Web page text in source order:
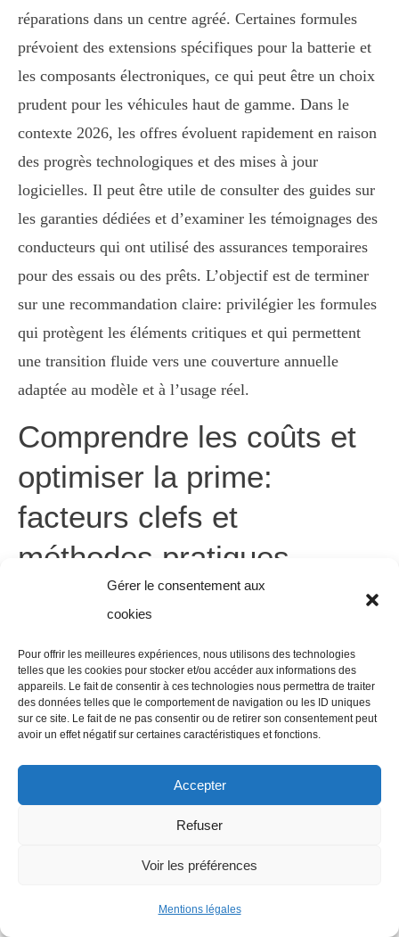
Gérer le consentement aux
cookies
Pour offrir les meilleures expériences, nous utilisons des technologies
telles que les cookies pour stocker et/ou accéder aux informations des
appareils. Le fait de consentir à ces technologies nous permettra de traiter
des données telles que le comportement de navigation ou les ID uniques
sur ce site. Le fait de ne pas consentir ou de retirer son consentement peut
avoir un effet négatif sur certaines caractéristiques et fonctions.
Accepter
Refuser
Voir les préférences
Mentions légales
réparations dans un centre agréé. Certaines formules
prévoient des extensions spécifiques pour la batterie et
les composants électroniques, ce qui peut être un choix
prudent pour les véhicules haut de gamme. Dans le
contexte 2026, les offres évoluent rapidement en raison
des progrès technologiques et des mises à jour
logicielles. Il peut être utile de consulter des guides sur
les garanties dédiées et d’examiner les témoignages des
conducteurs qui ont utilisé des assurances temporaires
pour des essais ou des prêts. L’objectif est de terminer
sur une recommandation claire: privilégier les formules
qui protègent les éléments critiques et qui permettent
une transition fluide vers une couverture annuelle
adaptée au modèle et à l’usage réel.
Comprendre les coûts et
optimiser la prime:
facteurs clefs et
méthodes pratiques
Le coût de l’assurance Tesla dépend de plusieurs
conducteur, et le lieu de stationnement jouent un rôle
majeur dans la tarification. Les conducteurs qui
utilisent la Tesla de manière professionnelle peuvent
d’un usage élevé et d’un risque accru de sinistres. Le
kilométrage annuel influence aussi le tarif: un véhicule
peu utilisé peut bénéficier d’un coût moindre. Par
ailleurs, le niveau de franchise choisie agit directement
réduire le coût, mais elle augmente les coûts en cas de